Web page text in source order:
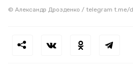
© Александр Дрозденко / telegram t.me/